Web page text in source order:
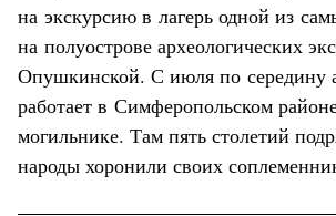
на экскурсию в лагерь одной из
на полуострове археологических
Опушкинской. С июля по середину
работает в Симферопольском
могильнике. Там пять столетий
народы хоронили своих